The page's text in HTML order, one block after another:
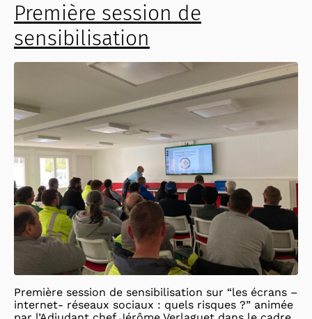
Première session de
sensibilisation
Première session de sensibilisation sur “les écrans –
internet- réseaux sociaux : quels risques ?” animée